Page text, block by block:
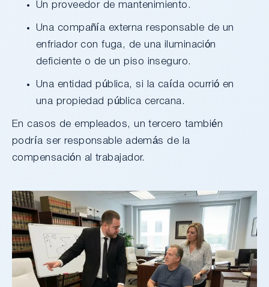
Un proveedor de mantenimiento.
Una compañía externa responsable de un
enfriador con fuga, de una iluminación
deficiente o de un piso inseguro.
Una entidad pública, si la caída ocurrió en
una propiedad pública cercana.
En casos de empleados, un tercero también
podría ser responsable además de la
compensación al trabajador.